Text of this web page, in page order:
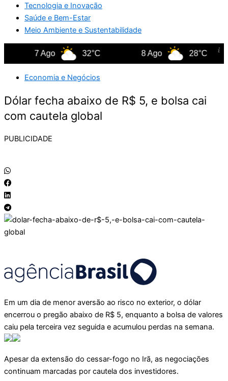
Tecnologia e Inovação
Saúde e Bem-Estar
Meio Ambiente e Sustentabilidade
7 Ago 32°C 8 Ago 28°C
Economia e Negócios
Dólar fecha abaixo de R$ 5, e bolsa cai
com cautela global
PUBLICIDADE
Em um dia de menor aversão ao risco no exterior, o dólar
encerrou o pregão abaixo de R$ 5, enquanto a bolsa de valores
caiu pela terceira vez seguida e acumulou perdas na semana.
Apesar da extensão do cessar-fogo no Irã, as negociações
continuam marcadas por cautela dos investidores.